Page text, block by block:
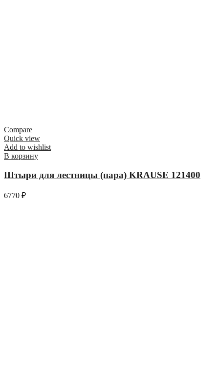
Compare
Quick view
Add to wishlist
В корзину
Штыри для лестницы (пара) KRAUSE 121400
6770 ₽